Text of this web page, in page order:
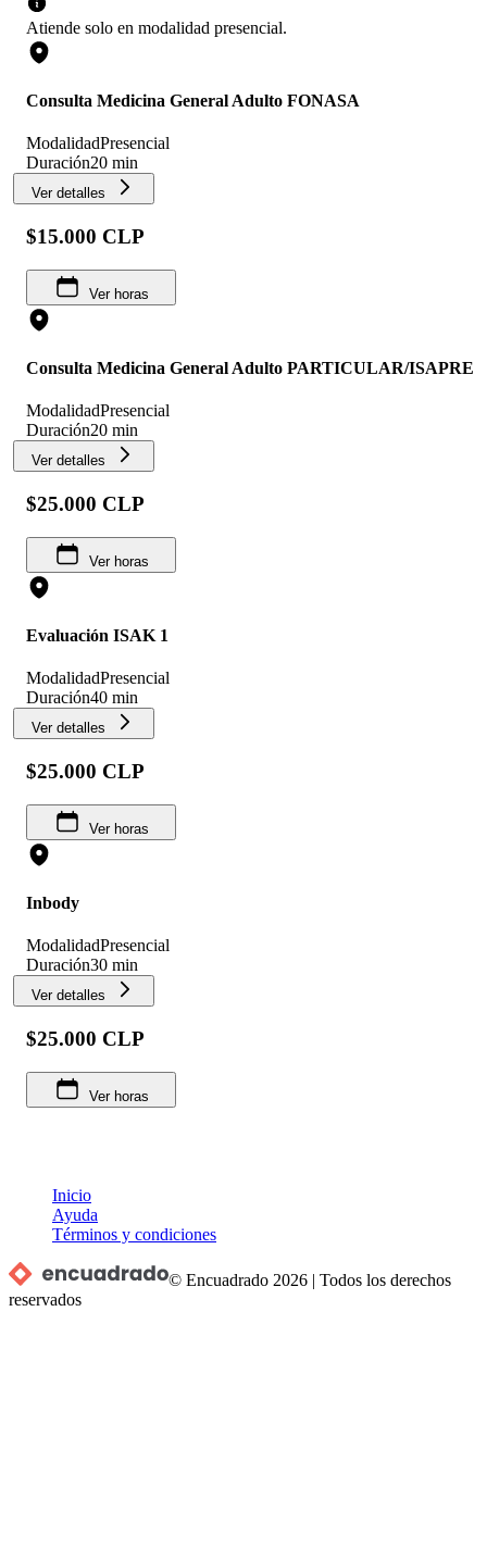
Atiende solo en modalidad presencial.
Consulta Medicina General Adulto FONASA
ModalidadPresencial
Duración20 min
Ver detalles
$15.000 CLP
Ver horas
Consulta Medicina General Adulto PARTICULAR/ISAPRE
ModalidadPresencial
Duración20 min
Ver detalles
$25.000 CLP
Ver horas
Evaluación ISAK 1
ModalidadPresencial
Duración40 min
Ver detalles
$25.000 CLP
Ver horas
Inbody
ModalidadPresencial
Duración30 min
Ver detalles
$25.000 CLP
Ver horas
Inicio
Ayuda
Términos y condiciones
© Encuadrado 2026 |Todos los derechos
reservados